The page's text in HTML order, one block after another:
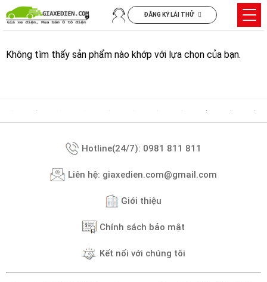
Chuyển
đến
dung
ĐĂNG KÝ LÁI THỬ
đơn
Không tìm thấy sản phẩm nào khớp với lựa chọn của bạn.
Hotline(24/7): 0981 811 811
Liên hệ: giaxedien.com@gmail.com
Giới thiệu
Chính sách bảo mật
Kết nối với chúng tôi